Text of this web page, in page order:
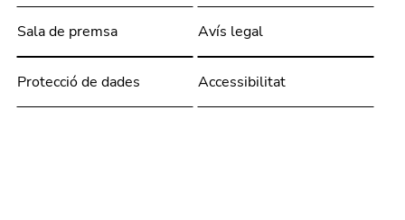
Sala de premsa Avís legal
Protecció de dades Accessibilitat